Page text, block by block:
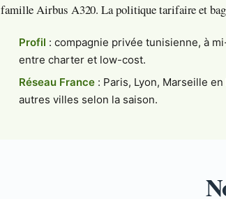
famille Airbus A320. La politique tarifaire et
Profil : compagnie privée tunisienne, à
entre charter et low-cost.
Réseau France: Paris, Lyon, Marseille
autres villes selon la saison.